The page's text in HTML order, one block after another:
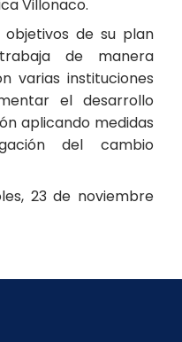
Villonaco.
objetivos de su plan
de manera
varias instituciones
el desarrollo
aplicando medidas
del cambio
23 de noviembre